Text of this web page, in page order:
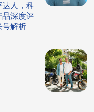
达人，科
品深度评
号解析